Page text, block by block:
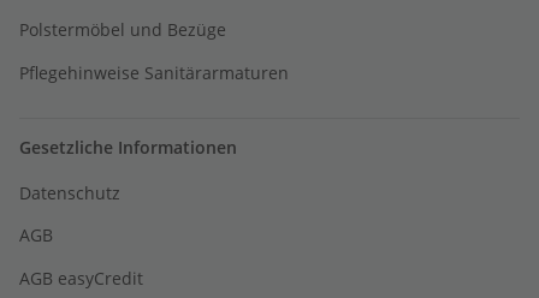
Polstermöbel und Bezüge
Pflegehinweise Sanitärarmaturen
Gesetzliche Informationen
Datenschutz
AGB
AGB easyCredit